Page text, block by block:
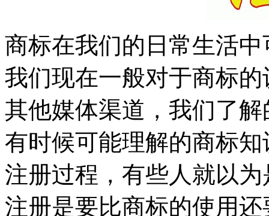
商标在我们的日常生活
我们现在一般对于商标
其他媒体渠道，我们了
有时候可能理解的商标
注册过程，有些人就以
注册是要比商标的使用